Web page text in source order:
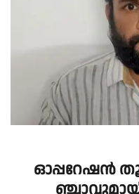
ഓ​പ്പ​റേ​ഷ​ൻ